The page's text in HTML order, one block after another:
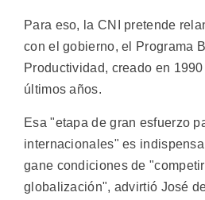
Para eso, la CNI pretende
con el gobierno, el Programa
Productividad, creado en
últimos años.
Esa "etapa de gran esfuerzo
internacionales" es
gane condiciones de
globalización", advirtió José